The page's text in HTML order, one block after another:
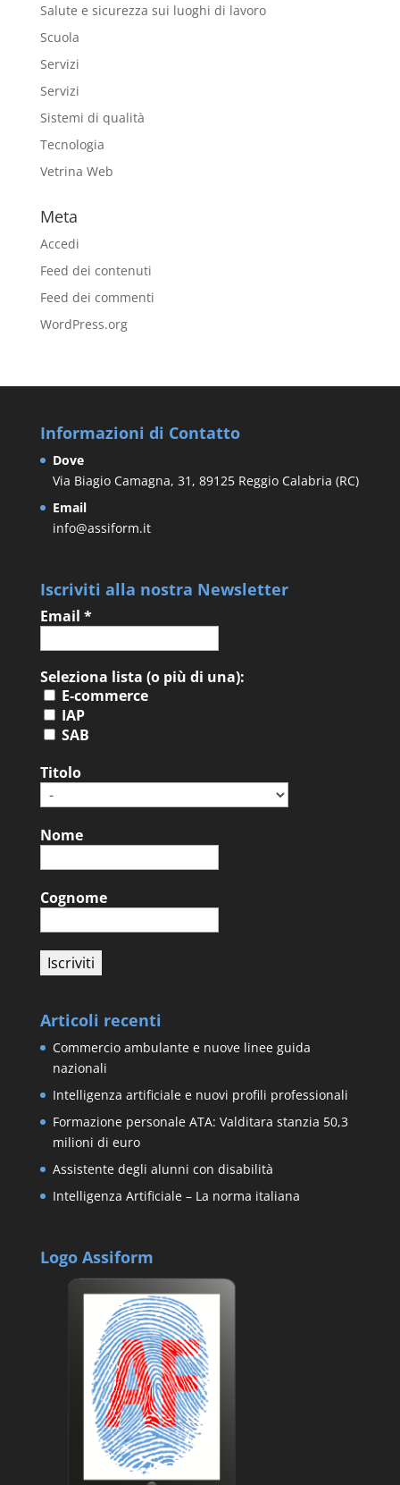
Salute e sicurezza sui luoghi di lavoro
Scuola
Servizi
Servizi
Sistemi di qualità
Tecnologia
Vetrina Web
Meta
Accedi
Feed dei contenuti
Feed dei commenti
WordPress.org
Informazioni di Contatto
Dove
Via Biagio Camagna, 31, 89125 Reggio Calabria (RC)
Email
info@assiform.it
Iscriviti alla nostra Newsletter
Email *
Seleziona lista (o più di una):
E-commerce
IAP
SAB
Titolo
Nome
Cognome
Articoli recenti
Commercio ambulante e nuove linee guida
nazionali
Intelligenza artificiale e nuovi profili professionali
Formazione personale ATA: Valditara stanzia 50,3
milioni di euro
Assistente degli alunni con disabilità
Intelligenza Artificiale – La norma italiana
Logo Assiform